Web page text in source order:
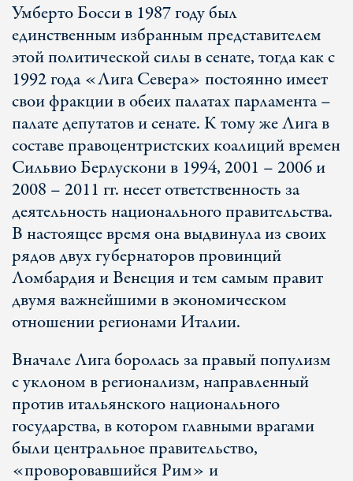
Умберто Босси в 1987 году был
единственным избранным представителем
этой политической силы в сенате, тогда как с
1992 года «Лига Севера» постоянно имеет
свои фракции в обеих палатах парламента –
палате депутатов и сенате. К тому же Лига в
составе правоцентристских коалиций времен
Сильвио Берлускони в 1994, 2001 – 2006 и
2008 – 2011 гг. несет ответственность за
деятельность национального правительства.
В настоящее время она выдвинула из своих
рядов двух губернаторов провинций
Ломбардия и Венеция и тем самым правит
двумя важнейшими в экономическом
отношении регионами Италии.
Вначале Лига боролась за правый популизм
с уклоном в регионализм, направленный
против итальянского национального
государства, в котором главными врагами
были центральное правительство,
«проворовавшийся Рим» и